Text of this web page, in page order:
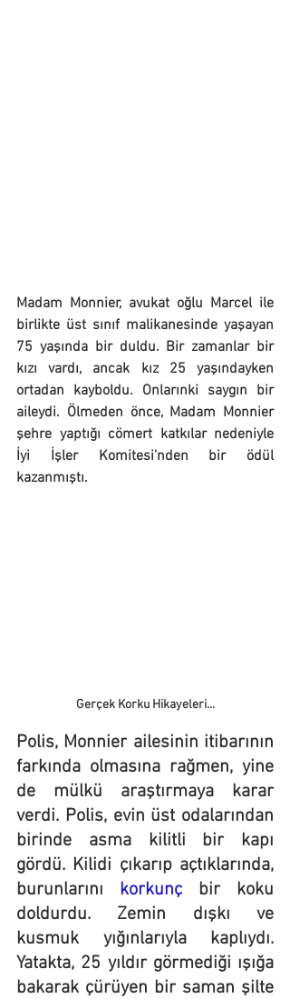
Madam Monnier, avukat oğlu Marcel ile
birlikte üst sınıf malikanesinde yaşayan
75 yaşında bir duldu. Bir zamanlar bir
kızı vardı, ancak kız 25 yaşındayken
ortadan kayboldu. Onlarınki saygın bir
aileydi. Ölmeden önce, Madam Monnier
şehre yaptığı cömert katkılar nedeniyle
İyi İşler Komitesi'nden bir ödül
kazanmıştı.
Gerçek Korku Hikayeleri...
Polis, Monnier ailesinin itibarının
farkında olmasına rağmen, yine
de mülkü araştırmaya karar
verdi. Polis, evin üst odalarından
birinde asma kilitli bir kapı
gördü. Kilidi çıkarıp açtıklarında,
burunlarını korkunç bir koku
doldurdu. Zemin dışkı ve
kusmuk yığınlarıyla kaplıydı.
Yatakta, 25 yıldır görmediği ışığa
bakarak çürüyen bir saman şilte